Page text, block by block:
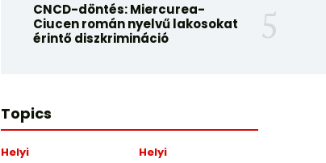
CNCD-döntés: Miercurea-
Ciucen román nyelvű lakosokat
érintő diszkrimináció
Topics
Helyi Helyi